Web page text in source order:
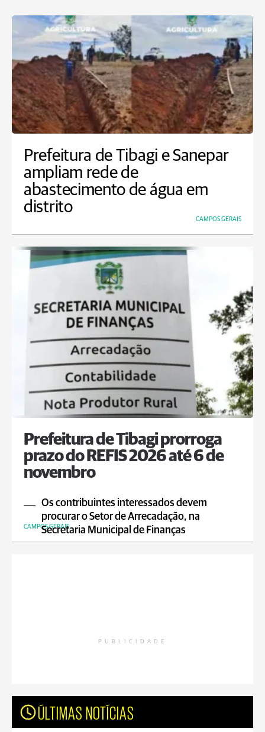
Prefeitura de Tibagi e Sanepar
ampliam rede de
abastecimento de água em
distrito
CAMPOS GERAIS
Prefeitura de Tibagi prorroga
prazo do REFIS 2026 até 6 de
novembro
Os contribuintes interessados devem
procurar o Setor de Arrecadação, na
Secretaria Municipal de Finanças
CAMPOS GERAIS
PUBLICIDADE
ÚLTIMAS NOTÍCIAS